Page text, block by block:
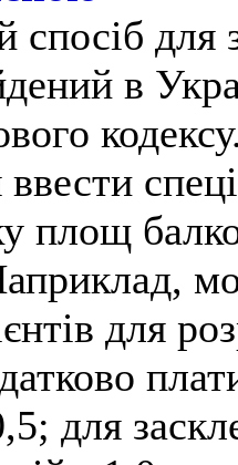
спосіб для
в
площ
для
для